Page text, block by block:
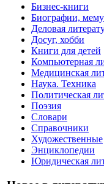
Бизнес-книги
Биографии,
Деловая
Досуг, хобби
Книги для детей
Компьютерная
Медицинская
Наука. Техника
Политическая
Поэзия
Словари
Справочники
Художественные
Энциклопедии
Юридическая